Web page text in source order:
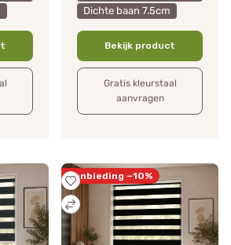
Dichte baan 7.5cm
Bekijk product
Gratis kleurstaal
aanvragen
Aanbieding −10%